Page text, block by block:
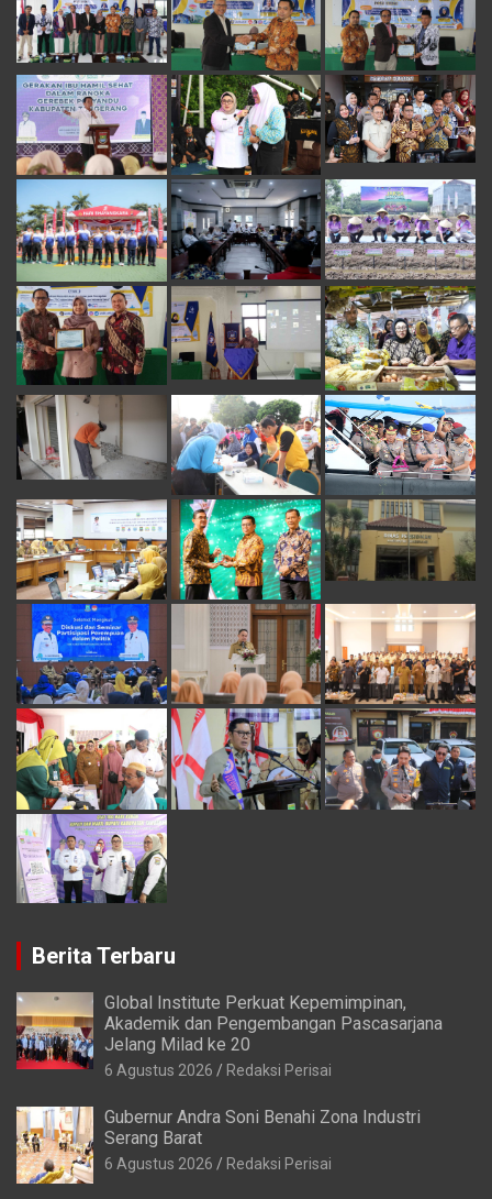
Berita Terbaru
Global Institute Perkuat Kepemimpinan,
Akademik dan Pengembangan Pascasarjana
Jelang Milad ke 20
6 Agustus 2026 Redaksi Perisai
Gubernur Andra Soni Benahi Zona Industri
Serang Barat
6 Agustus 2026 Redaksi Perisai